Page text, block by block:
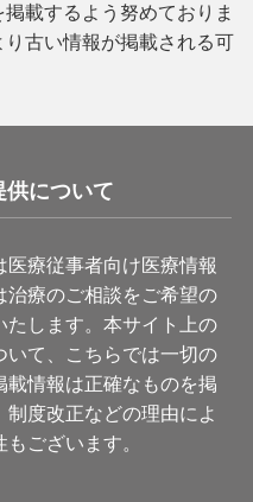
載するよう努めておりま
古い情報が掲載される可
供について
療従事者向け医療情報
療のご相談をご希望の
します。本サイト上の
て、こちらでは一切の
情報は正確なものを掲
度改正などの理由によ
ございます。